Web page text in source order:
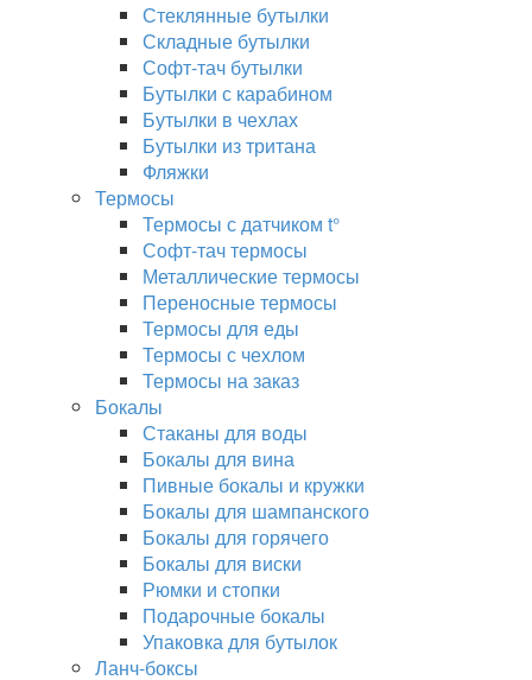
Стеклянные бутылки
Складные бутылки
Софт-тач бутылки
Бутылки с карабином
Бутылки в чехлах
Бутылки из тритана
Фляжки
Термосы
Термосы с датчиком t°
Софт-тач термосы
Металлические термосы
Переносные термосы
Термосы для еды
Термосы с чехлом
Термосы на заказ
Бокалы
Стаканы для воды
Бокалы для вина
Пивные бокалы и кружки
Бокалы для шампанского
Бокалы для горячего
Бокалы для виски
Рюмки и стопки
Подарочные бокалы
Упаковка для бутылок
Ланч-боксы